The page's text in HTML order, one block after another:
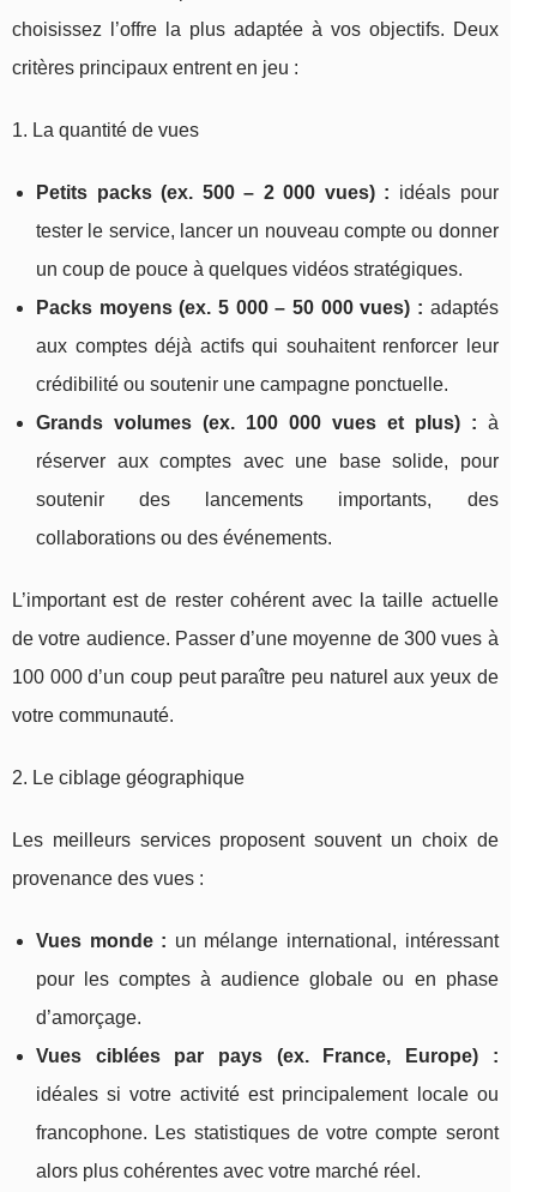
choisissez l’offre la plus adaptée à vos objectifs. Deux
critères principaux entrent en jeu :
1. La quantité de vues
Petits packs (ex. 500 – 2 000 vues) : idéals pour
tester le service, lancer un nouveau compte ou donner
un coup de pouce à quelques vidéos stratégiques.
Packs moyens (ex. 5 000 – 50 000 vues) : adaptés
aux comptes déjà actifs qui souhaitent renforcer leur
crédibilité ou soutenir une campagne ponctuelle.
Grands volumes (ex. 100 000 vues et plus) : à
réserver aux comptes avec une base solide, pour
soutenir des lancements importants, des
collaborations ou des événements.
L’important est de rester cohérent avec la taille actuelle
de votre audience. Passer d’une moyenne de 300 vues à
100 000 d’un coup peut paraître peu naturel aux yeux de
votre communauté.
2. Le ciblage géographique
Les meilleurs services proposent souvent un choix de
provenance des vues :
Vues monde : un mélange international, intéressant
pour les comptes à audience globale ou en phase
d’amorçage.
Vues ciblées par pays (ex. France, Europe) :
idéales si votre activité est principalement locale ou
francophone. Les statistiques de votre compte seront
alors plus cohérentes avec votre marché réel.